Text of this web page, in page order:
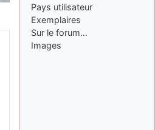
d9pouces il y a 2 mois,
1 semaine: je suis un
avion@,._,+ > lesquels ? je
ne suis pas sûr de
Pays utilisateur
Exemplaires
Sur le forum…
Images